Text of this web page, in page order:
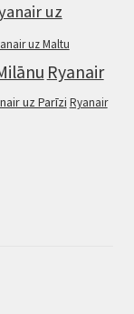
uz
uz Maltu
Ryanair
uz Parīzi Ryanair